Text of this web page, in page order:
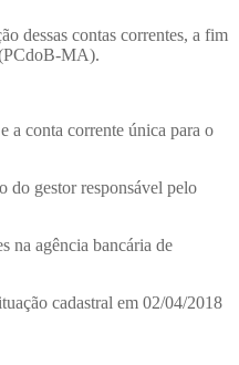
dessas contas correntes, a fim
(PCdoB-MA).
a conta corrente única para o
do gestor responsável pelo
na agência bancária de
cadastral em 02/04/2018